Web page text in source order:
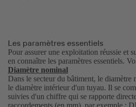
Les paramètres essentiels
Pour assurer une exploitation réussie et
en connaître les paramètres essentiels.
Diamètre nominal
Dans le secteur du bâtiment, le
le diamètre intérieur d'un tuyau. Il se
suivies d'un chiffre qui se rapporte
raccordements (en mm), par exemple :